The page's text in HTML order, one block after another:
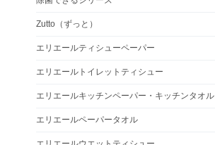
Zutto（ずっと）
エリエールティシューペーパー
エリエールトイレットティシュー
エリエールキッチンペーパー・キッチンタオル
エリエールペーパータオル